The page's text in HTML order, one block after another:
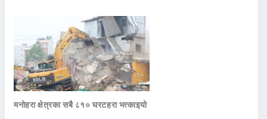
मनोहरा क्षेत्रका सबै ८१० घरटहरा भत्काइयो